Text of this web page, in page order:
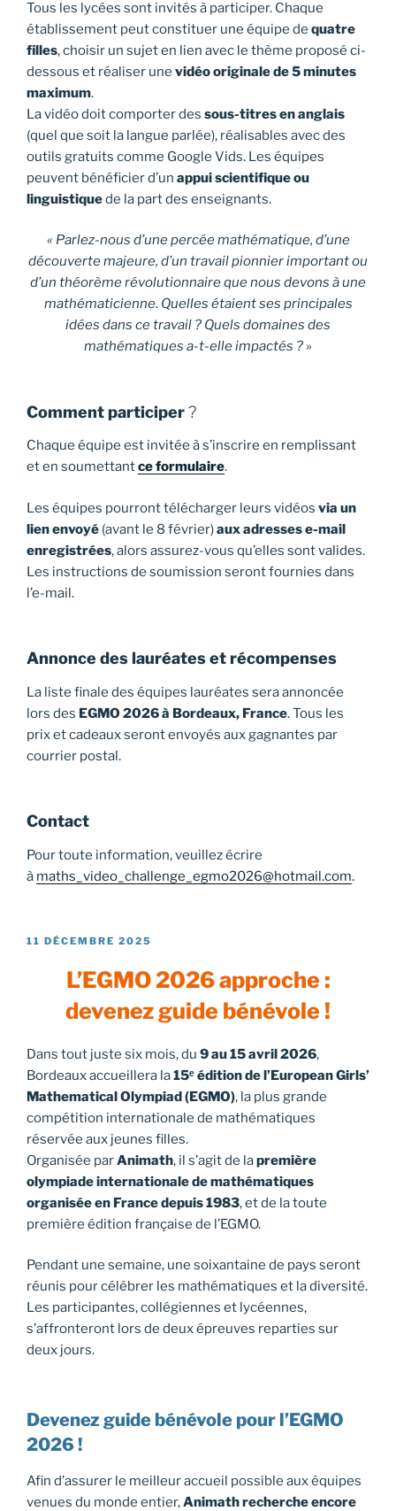
Tous les lycées sont invités à participer. Chaque
établissement peut constituer une équipe de quatre
filles, choisir un sujet en lien avec le thème proposé ci-
dessous et réaliser une vidéo originale de 5 minutes
maximum.
La vidéo doit comporter des sous-titres en anglais
(quel que soit la langue parlée), réalisables avec des
outils gratuits comme Google Vids. Les équipes
peuvent bénéficier d’un appui scientifique ou
linguistiquede la part des enseignants.
« Parlez-nous d’une percée mathématique, d’une
découverte majeure, d’un travail pionnier important ou
d’un théorème révolutionnaire que nous devons à une
mathématicienne. Quelles étaient ses principales
idées dans ce travail ? Quels domaines des
mathématiques a-t-elle impactés ? »
Comment participer?
Chaque équipe est invitée à s’inscrire en remplissant
et en soumettantce formulaire.
Les équipes pourront télécharger leurs vidéos via un
lien envoyé (avant le 8 février)aux adresses e-mail
enregistrées, alors assurez-vous qu’elles sont valides.
Les instructions de soumission seront fournies dans
l’e-mail.
Annonce des lauréates et récompenses
La liste finale des équipes lauréates sera annoncée
lors des EGMO 2026 à Bordeaux, France. Tous les
prix et cadeaux seront envoyés aux gagnantes par
courrier postal.
Contact
Pour toute information, veuillez écrire
à maths_video_challenge_egmo2026@hotmail.com.
PUBLIÉ
11 DÉCEMBRE 2025
L’EGMO 2026 approche :
devenez guide bénévole !
Dans tout juste six mois, du 9 au 15 avril 2026,
Bordeaux accueillera la15ᵉ édition de l’European Girls’
Mathematical Olympiad (EGMO), la plus grande
compétition internationale de mathématiques
réservée aux jeunes filles.
Organisée parAnimath, il s’agit de lapremière
olympiade internationale de mathématiques
organisée en France depuis 1983, et de la toute
première édition française de l’EGMO.
Pendant une semaine, une soixantaine de pays seront
réunis pour célébrer les mathématiques et la diversité.
Les participantes, collégiennes et lycéennes,
s’affronteront lors de deux épreuves reparties sur
deux jours.
Devenez guide bénévole pour l’EGMO
2026 !
Afin d’assurer le meilleur accueil possible aux équipes
venues du monde entier,Animath recherche encore